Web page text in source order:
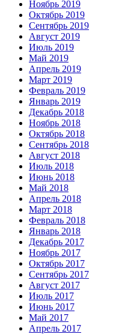
Ноябрь 2019
Октябрь 2019
Сентябрь 2019
Август 2019
Июль 2019
Май 2019
Апрель 2019
Март 2019
Февраль 2019
Январь 2019
Декабрь 2018
Ноябрь 2018
Октябрь 2018
Сентябрь 2018
Август 2018
Июль 2018
Июнь 2018
Май 2018
Апрель 2018
Март 2018
Февраль 2018
Январь 2018
Декабрь 2017
Ноябрь 2017
Октябрь 2017
Сентябрь 2017
Август 2017
Июль 2017
Июнь 2017
Май 2017
Апрель 2017